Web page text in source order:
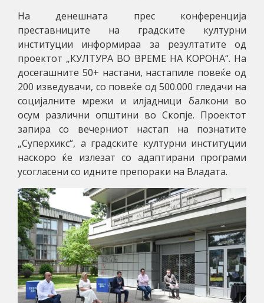
На денешната прес конференција
преставниците на градските културни
институции информираа за резултатите од
проектот „КУЛТУРА ВО ВРЕМЕ НА КОРОНА“. На
досегашните 50+ настани, настапиле повеќе од
200 изведувачи, со повеќе од 500.000 гледачи на
социјалните мрежи и илјадници балкони во
осум различни општини во Скопје. Проектот
запира со вечерниот настап на познатите
„Суперхикс“, а градските културни институции
наскоро ќе излезат со адаптирани програми
усогласени со идните препораки на Владата.